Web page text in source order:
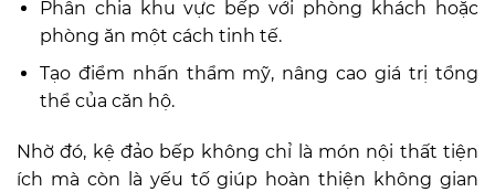
Phân chia khu vực bếp với phòng khách hoặc
phòng ăn một cách tinh tế.
Tạo điểm nhấn thẩm mỹ, nâng cao giá trị tổng
thể của căn hộ.
Nhờ đó, kệ đảo bếp không chỉ là món nội thất tiện
ích mà còn là yếu tố giúp hoàn thiện không gian